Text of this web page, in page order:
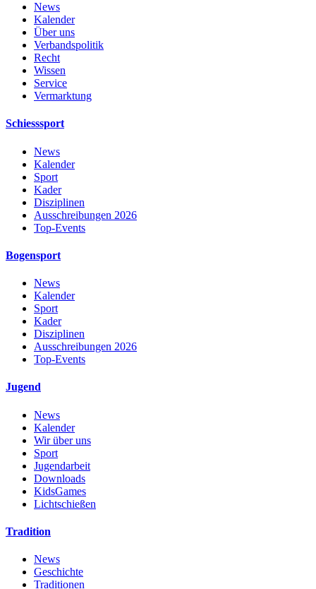
News
Kalender
Über uns
Verbandspolitik
Recht
Wissen
Service
Vermarktung
Schiesssport
News
Kalender
Sport
Kader
Disziplinen
Ausschreibungen 2026
Top-Events
Bogensport
News
Kalender
Sport
Kader
Disziplinen
Ausschreibungen 2026
Top-Events
Jugend
News
Kalender
Wir über uns
Sport
Jugendarbeit
Downloads
KidsGames
Lichtschießen
Tradition
News
Geschichte
Traditionen